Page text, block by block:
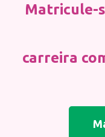
Matricule-
carreira